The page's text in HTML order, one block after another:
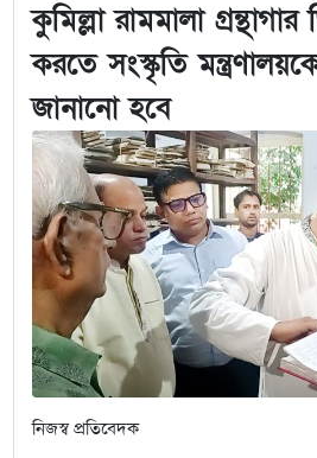
কুমিল্লা রামমালা
করতে সংস্কৃতি
জানানো হবে
নিজস্ব প্রতিবেদক